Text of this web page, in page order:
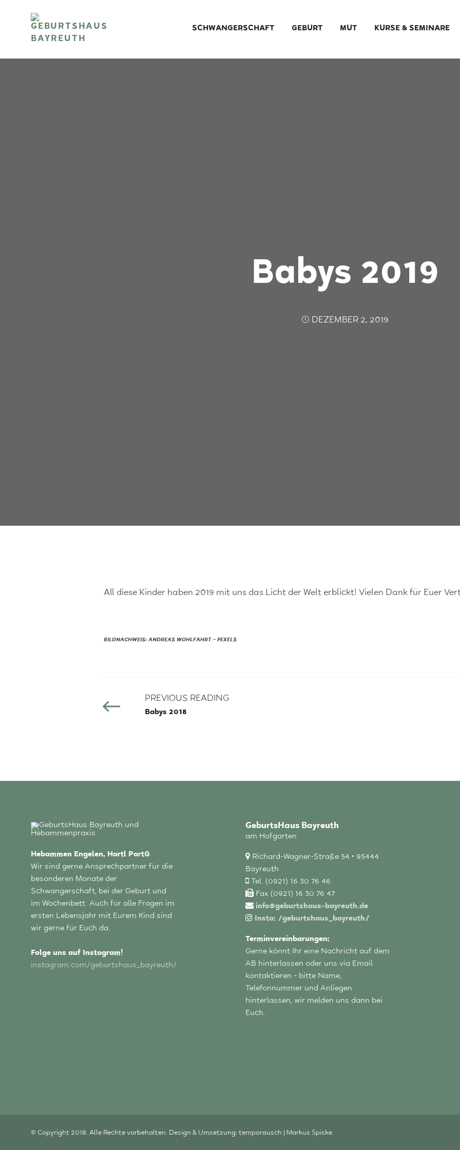
SCHWANGERSCHAFT GEBURT MUT KURSE & SEMINARE
Babys 2019
DEZEMBER 2, 2019
All diese Kinder haben 2019 mit uns das Licht der Welt erblickt! Vielen Dank für Euer
BILDNACHWEIS: ANDREAS WOHLFAHRT – PEXELS
PREVIOUS READING
Babys 2018
Hebammen Engelen, Hartl PartG
Wir sind gerne Ansprechpartner für die
besonderen Monate der
Schwangerschaft, bei der Geburt und
im Wochenbett. Auch für alle Fragen im
ersten Lebensjahr mit Eurem Kind sind
wir gerne für Euch da.
Folge uns auf Instagram!
instagram.com/geburtshaus_bayreuth/
GeburtsHaus Bayreuth
am Hofgarten
Richard-Wagner-Straße 54 • 95444
Bayreuth
Tel. (0921) 16 30 76 46
Fax (0921) 16 30 76 47
info@geburtshaus-bayreuth.de
Insta: /geburtshaus_bayreuth/
Terminvereinbarungen:
Gerne könnt Ihr eine Nachricht auf dem
AB hinterlassen oder uns via Email
kontaktieren - bitte Name,
Telefonnummer und Anliegen
hinterlassen, wir melden uns dann bei
Euch.
© Copyright 2018. Alle Rechte vorbehalten. Design & Umsetzung: temporausch | Markus Spiske